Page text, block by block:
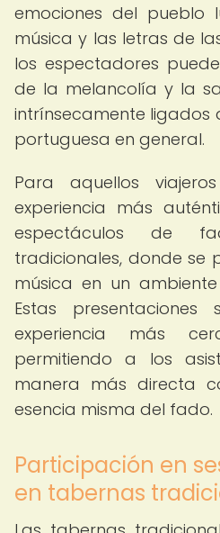
emociones del pueblo
música y las letras de
los espectadores
de la melancolía y la
intrínsecamente
portuguesa en general.
Para aquellos
experiencia más
espectáculos de
tradicionales, donde se
música en un
Estas presentaciones
experiencia más
permitiendo a los
manera más directa
esencia misma del fado.
Participación en
en tabernas